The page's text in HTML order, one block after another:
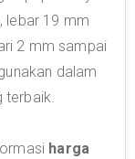
lebar 19 mm
2 mm sampai
dalam
terbaik.
harga